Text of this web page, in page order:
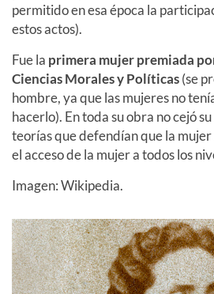
permitido en esa época la
estos actos).
Fue la primera mujer premiada
Ciencias Morales y Políticas(se
hombre, ya que las mujeres no
hacerlo). En toda su obra no cejó
teorías que defendían que la
el acceso de la mujer a todos los
Imagen: Wikipedia.